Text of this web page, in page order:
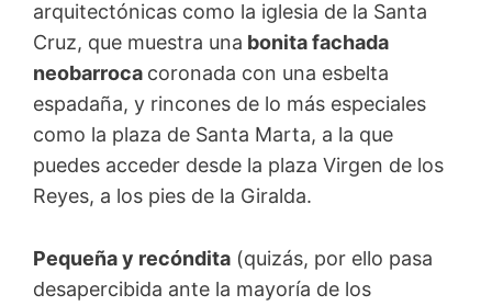
arquitectónicas como la iglesia de la Santa
Cruz, que muestra una bonita fachada
neobarroca coronada con una esbelta
espadaña, y rincones de lo más especiales
como la plaza de Santa Marta, a la que
puedes acceder desde la plaza Virgen de los
Reyes, a los pies de la Giralda.
Pequeña y recóndita (quizás, por ello pasa
desapercibida ante la mayoría de los